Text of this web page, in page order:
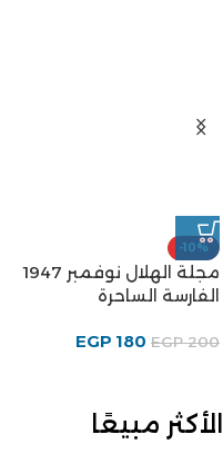
-10%
مجلة الهلال نوفمبر 1947
الفارسة الساحرة
EGP200
EGP 180
الأكثر مبيعًا